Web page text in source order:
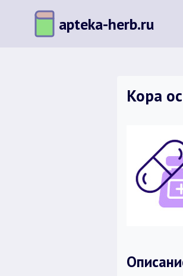
содержимому
apteka-herb.ru
Кора